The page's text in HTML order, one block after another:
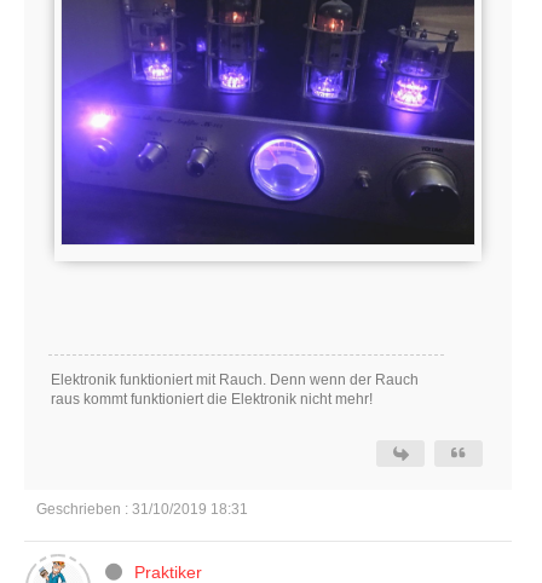
Elektronik funktioniert mit Rauch. Denn wenn der Rauch
raus kommt funktioniert die Elektronik nicht mehr!
Geschrieben : 31/10/2019 18:31
Praktiker